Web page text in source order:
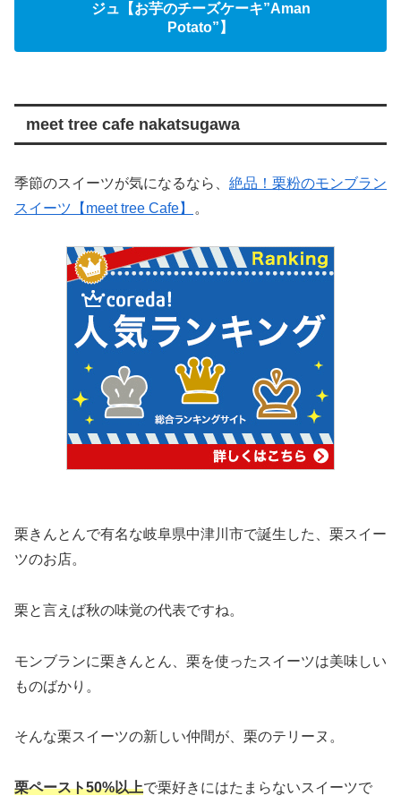
ジュ【お芋のチーズケーキ”Aman
Potato”】
meet tree cafe nakatsugawa
季節のスイーツが気になるなら、 絶品！栗粉のモンブラン
スイーツ【meet tree Cafe】
。
栗きんとんで有名な岐阜県中津川市で誕生した、栗スイー
ツのお店。
栗と言えば秋の味覚の代表ですね。
モンブランに栗きんとん、栗を使ったスイーツは美味しい
ものばかり。
そんな栗スイーツの新しい仲間が、栗のテリーヌ。
栗ペースト50%以上で栗好きにはたまらないスイーツで